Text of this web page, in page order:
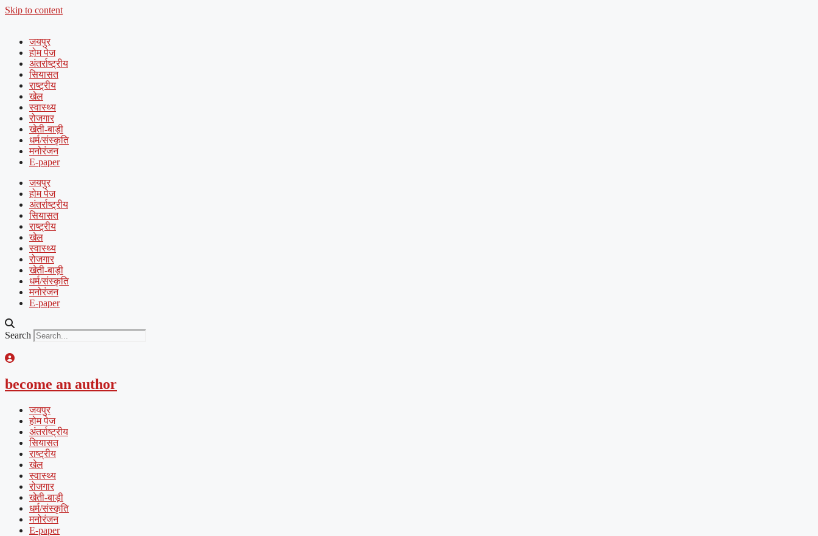
Skip to content
जयपुर
होम पेज
अंतर्राष्ट्रीय
सियासत
राष्ट्रीय
खेल
स्वास्थ्य
रोजगार
खेती-बाड़ी
धर्म/संस्कृति
मनोरंजन
E-paper
जयपुर
होम पेज
अंतर्राष्ट्रीय
सियासत
राष्ट्रीय
खेल
स्वास्थ्य
रोजगार
खेती-बाड़ी
धर्म/संस्कृति
मनोरंजन
E-paper
Search
become an author
जयपुर
होम पेज
अंतर्राष्ट्रीय
सियासत
राष्ट्रीय
खेल
स्वास्थ्य
रोजगार
खेती-बाड़ी
धर्म/संस्कृति
मनोरंजन
E-paper